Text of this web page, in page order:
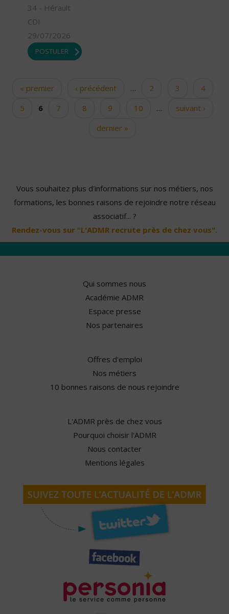
34 - Hérault
CDI
29/07/2026
POSTULER
Pages« premier ‹ précédent … 2 3
4
5
6 7 8 9 10 …
suivant ›
dernier »
Vous souhaitez plus d'informations sur nos métiers, nos
formations, les bonnes raisons de rejoindre notre réseau
associatif... ?
Rendez-vous sur "L'ADMR recrute près de chez vous".
Qui sommes nous
Académie ADMR
Espace presse
Nos partenaires
Offres d'emploi
Nos métiers
10 bonnes raisons de nous rejoindre
L'ADMR près de chez vous
Pourquoi choisir l'ADMR
Nous contacter
Mentions légales